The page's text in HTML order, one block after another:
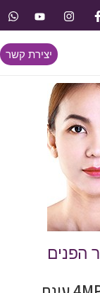
יצירת קשר
הפנים